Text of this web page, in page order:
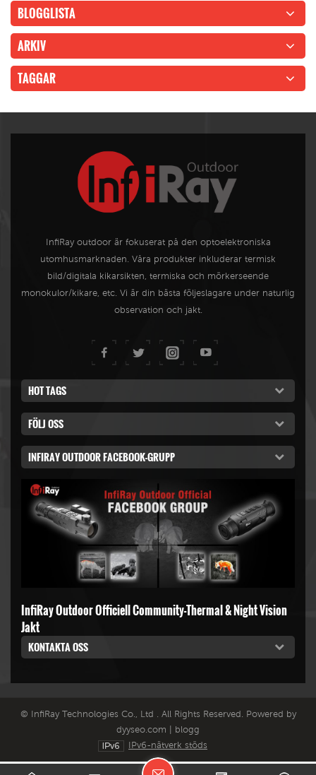
BLOGGLISTA
ARKIV
TAGGAR
InfiRay outdoor är fokuserat på den optoelektroniska
utomhusmarknaden. Våra produkter inkluderar termisk
bild/digitala kikarsikten, termiska och mörkerseende
monokulor/kikare, etc. Vi är din bästa följeslagare under naturlig
observation och jakt.
HOT TAGS
FÖLJ OSS
INFIRAY OUTDOOR FACEBOOK-GRUPP
InfiRay Outdoor Officiell Community-Thermal & Night Vision
Jakt
KONTAKTA OSS
© InfiRay Technologies Co., Ltd . All Rights Reserved. Powered by
dyyseo.com
blogg
IPv6-nätverk stöds